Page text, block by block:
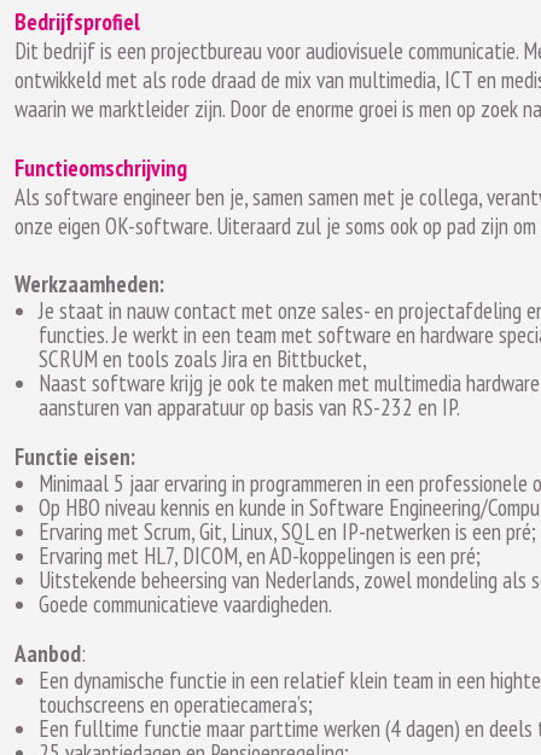
Bedrijfsprofiel
Dit bedrijf is een projectbureau voor audiovisuele communicatie.
ontwikkeld met als rode draad de mix van multimedia, ICT en
waarin we marktleider zijn. Door de enorme groei is men op zoek
Functieomschrijving
Als software engineer ben je, samen samen met je collega,
onze eigen OK-software. Uiteraard zul je soms ook op pad zijn
Werkzaamheden:
Je staat in nauw contact met onze sales- en projectafdeling
functies. Je werkt in een team met software en hardware
SCRUM en tools zoals Jira en Bittbucket,
Naast software krijg je ook te maken met multimedia
aansturen van apparatuur op basis van RS-232 en IP.
Functie eisen:
Minimaal 5 jaar ervaring in programmeren in een professionele
Op HBO niveau kennis en kunde in Software Engineering/
Ervaring met Scrum, Git, Linux, SQL en IP-netwerken is een pré;
Ervaring met HL7, DICOM, en AD-koppelingen is een pré;
Uitstekende beheersing van Nederlands, zowel mondeling als
Goede communicatieve vaardigheden.
Aanbod:
Een dynamische functie in een relatief klein team in een
touchscreens en operatiecamera’s;
Een fulltime functie maar parttime werken (4 dagen) en deels